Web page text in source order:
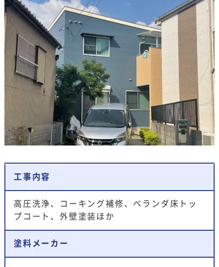
工事内容
高圧洗浄、コーキング補修、ベランダ床トッ
プコート、外壁塗装ほか
塗料メーカー